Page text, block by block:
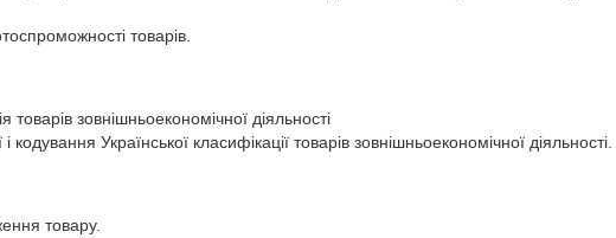
товарів.
товарів зовнішньоекономічної діяльності
Української класифікації товарів зовнішньоекономічної діяльності.
товару.